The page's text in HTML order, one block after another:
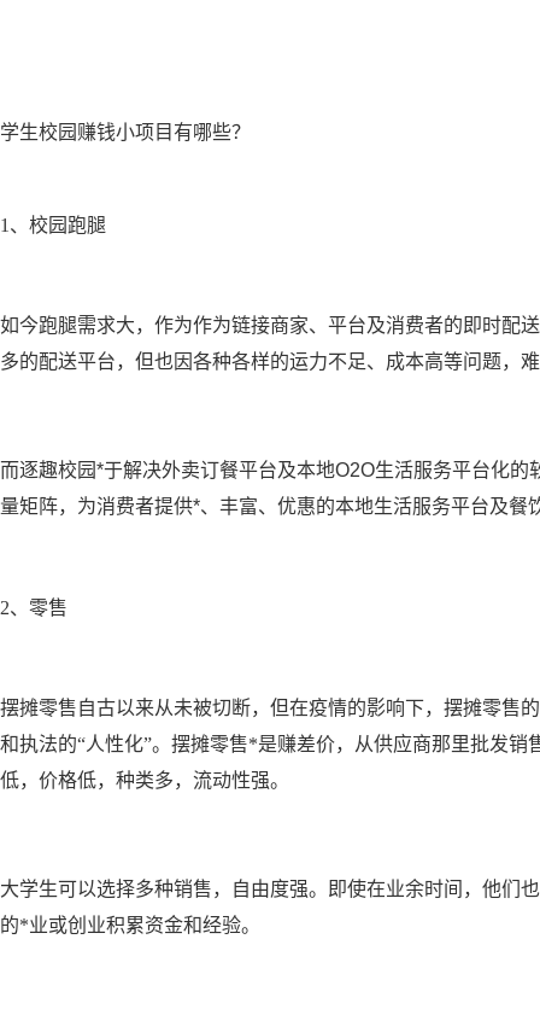
学生校园赚钱小项目有哪些？
1、校园跑腿
如今跑腿需求大，作为作为链接商家、平台及消费者的即时配
多的配送平台，但也因各种各样的运力不足、成本高等问题，
而逐趣校园*于解决外卖订餐平台及本地O2O生活服务平台化
量矩阵，为消费者提供*、丰富、优惠的本地生活服务平台及餐
2、零售
摆摊零售自古以来从未被切断，但在疫情的影响下，摆摊零售
和执法的“人性化”。摆摊零售*是赚差价，从供应商那里批发
低，价格低，种类多，流动性强。
大学生可以选择多种销售，自由度强。即使在业余时间，他们
的*业或创业积累资金和经验。